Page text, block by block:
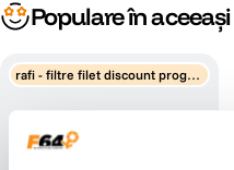
Populare în
rafi - filtre filet discount progre